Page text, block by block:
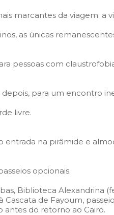
marcantes da viagem: a
as únicas
pessoas com
depois, para um encontro
livre.
entrada na pirâmide e
opcionais.
Biblioteca Alexandrina
de Fayoum,
do retorno ao Cairo.